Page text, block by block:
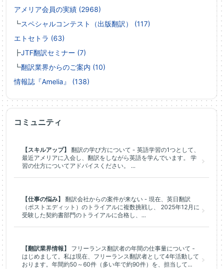
アメリア会員の実績 (2968)
┗スペシャルコンテスト（出版翻訳） (117)
エトセトラ (63)
┣JTF翻訳セミナー (7)
┗翻訳業界からのご案内 (10)
情報誌『Amelia』 (138)
コミュニティ
【スキルアップ】
翻訳の学び方について - 英語学習の1つとして、
最近アメリアに入会し、翻訳をしながら英語を学んでいます。 学
習の仕方についてアドバイスください。 ...
【仕事の悩み】
翻訳会社からの案件が来ない - 現在、英日翻訳
（ポストエディット）のトライアルに複数挑戦し、 2025年12月に
受験した契約書部門のトライアルに合格し、...
【翻訳業界情報】
フリーランス翻訳者の年間の仕事量について -
はじめまして。私は現在、フリーランス翻訳者として4年活動して
おります。年間約50～60件（多い年で約90件）を、担当して...